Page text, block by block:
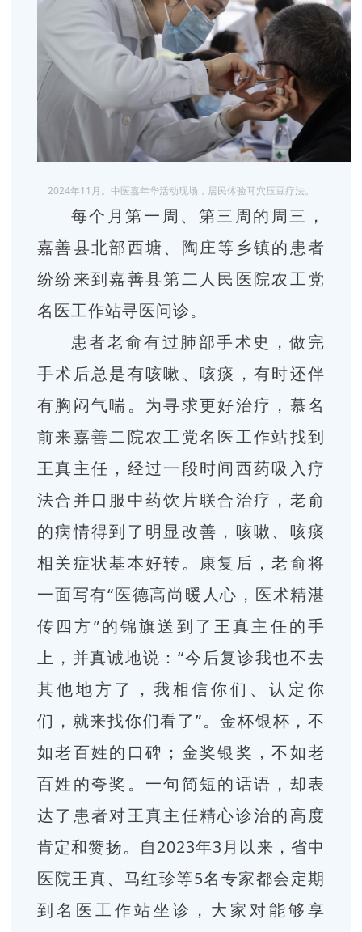
2024年11月。中医嘉年华活动现场，居民体验耳穴压豆疗法。
每个月第一周、第三周的周三，
嘉善县北部西塘、陶庄等乡镇的患者
纷纷来到嘉善县第二人民医院农工党
名医工作站寻医问诊。
患者老俞有过肺部手术史，做完
手术后总是有咳嗽、咳痰，有时还伴
有胸闷气喘。为寻求更好治疗，慕名
前来嘉善二院农工党名医工作站找到
王真主任，经过一段时间西药吸入疗
法合并口服中药饮片联合治疗，老俞
的病情得到了明显改善，咳嗽、咳痰
相关症状基本好转。 康复后，老俞将
一面写有“医德高尚暖人心，医术精湛
传四方”的锦旗送到了王真主任的手
上，并真诚地说：“今后复诊我也不去
其他地方了，我相信你们、认定你
们，就来找你们看了”。金杯银杯，不
如老百姓的口碑；金奖银奖，不如老
百姓的夸奖。一句简短的话语，却表
达了患者对王真主任精心诊治的高度
肯定和赞扬。 自2023年3月以来，省中
医院王真、马红珍等5名专家都会定期
到名医工作站坐诊，大家对能够享